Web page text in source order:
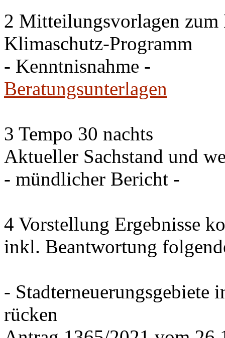
2 Mitteilungsvorlagen zum
Klimaschutz-Programm
- Kenntnisnahme -
Beratungsunterlagen
3 Tempo 30 nachts
Aktueller Sachstand und
- mündlicher Bericht -
4 Vorstellung Ergebnisse
inkl. Beantwortung
- Stadterneuerungsgebiete
rücken